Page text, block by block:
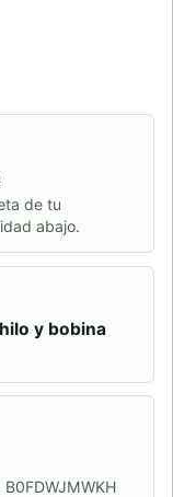
de tu
abajo.
y bobina